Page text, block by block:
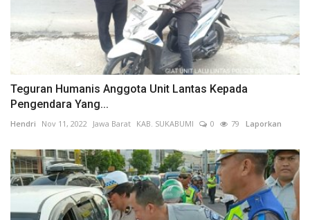
Teguran Humanis Anggota Unit Lantas Kepada
Pengendara Yang...
Hendri Nov 11, 2022 Jawa Barat KAB. SUKABUMI 0 79 Laporkan